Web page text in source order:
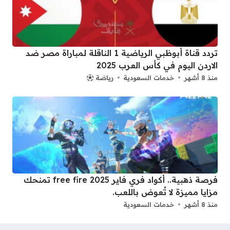
تردد قناة أبوظبي الرياضية 1 الناقلة لمباراة مصر ضد
الاردن اليوم في كأس العرب 2025
منذ 8 أشهر خدمات السعودية رياضة
فرصة ذهبية.. أكواد فري فاير 2025 free fire تمنحك
مزايا مميزة لا تُعوض باللعب.
منذ 8 أشهر خدمات السعودية